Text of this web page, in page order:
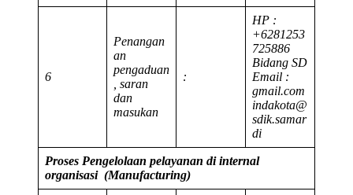
6
Penangan
an
pengaduan
, saran
dan
masukan
:
HP :
+6281253
725886
Bidang SD
Email :
moc.liamg
@atokadni
ramas.kids
id
Proses Pengelolaan pelayanan di internal
organisasi (Manufacturing)